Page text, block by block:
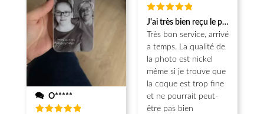
O*****
Note5
sur 5
J'ai très bien reçu le produit.
Très bon service, arrivé
a temps. La qualité de
la photo est nickel
même si je trouve que
la coque est trop fine
et ne pourrait peut-
être pas bien